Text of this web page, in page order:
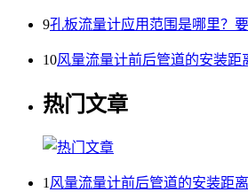
9孔板流量计应用范围是哪里？要
10风量流量计前后管道的安装距
热门文章
1 风量流量计前后管道的安装距离